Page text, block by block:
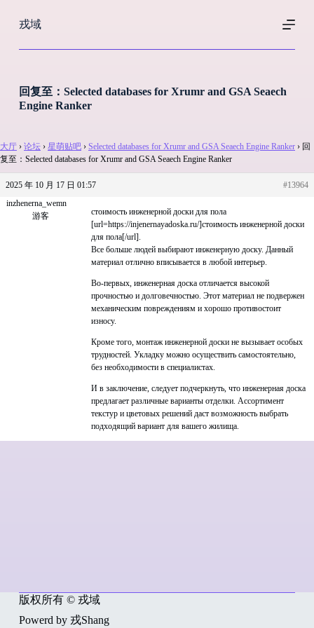
过
戎域
回复至：Selected databases for Xrumr and GSA Seaech
Engine Ranker
大厅 › 论坛 › 星萌贴吧 › Selected databases for Xrumr and GSA Seaech Engine Ranker › 回
复至：Selected databases for Xrumr and GSA Seaech Engine Ranker
2025 年 10 月 17 日 01:57
#13964
inzhenerna_wemn
游客
стоимость инженерной доски для пола
[url=https://injenernayadoska.ru/]стоимость инженерной доски
для пола[/url].
Все больше людей выбирают инженерную доску. Данный
материал отлично вписывается в любой интерьер.
Во-первых, инженерная доска отличается высокой
прочностью и долговечностью. Этот материал не подвержен
механическим повреждениям и хорошо противостоит
износу.
Кроме того, монтаж инженерной доски не вызывает особых
трудностей. Укладку можно осуществить самостоятельно,
без необходимости в специалистах.
И в заключение, следует подчеркнуть, что инженерная доска
предлагает различные варианты отделки. Ассортимент
текстур и цветовых решений даст возможность выбрать
подходящий вариант для вашего жилища.
版权所有 © 戎域
Powerd by 戎Shang